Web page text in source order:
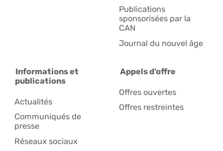
Publications
sponsorisées par la
CAN
Journal du nouvel âge
Informations et
publications
Actualités
Communiqués de
presse
Réseaux sociaux
Appels d’offre
Offres ouvertes
Offres restreintes